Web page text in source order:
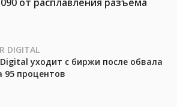
от расплавления разъёма
DIGITAL
уходит с биржи после обвала
95 процентов